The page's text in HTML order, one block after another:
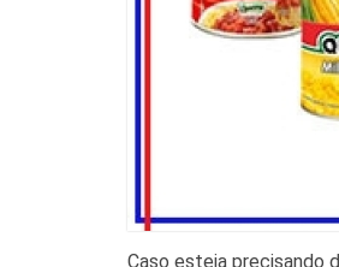
Caso esteja precisando